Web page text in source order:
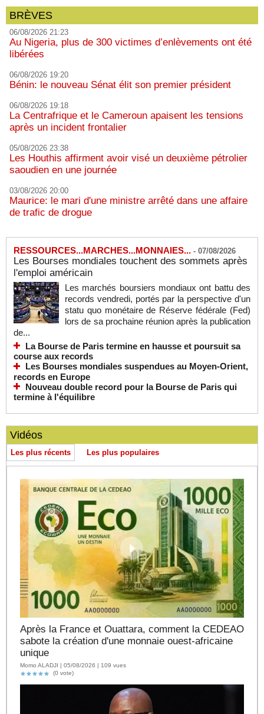
BRÈVES
06/08/2026 21:23
Au Nigeria, plus de 300 victimes d’enlèvements ont été
libérées
06/08/2026 19:20
Bénin: le nouveau Sénat élit son premier président
06/08/2026 19:18
La Centrafrique et le Cameroun apaisent les tensions
après un incident frontalier
05/08/2026 23:38
Les Houthis affirment avoir visé un deuxième pétrolier
saoudien en une journée
03/08/2026 20:00
Maurice: le mari d'une ministre arrêté dans une affaire
de trafic de drogue
RESSOURCES...MARCHES...MONNAIES... - 07/08/2026
Les Bourses mondiales touchent des sommets après
l'emploi américain
Les marchés boursiers mondiaux ont battu des
records vendredi, portés par la perspective d'un
statu quo monétaire de Réserve fédérale (Fed)
lors de sa prochaine réunion après la publication
de...
La Bourse de Paris termine en hausse et poursuit sa
course aux records
Les Bourses mondiales suspendues au Moyen-Orient,
records en Europe
Nouveau double record pour la Bourse de Paris qui
termine à l'équilibre
Vidéos
Les plus récents Les plus populaires
Après la France et Ouattara, comment la CEDEAO
sabote la création d'une monnaie ouest-africaine
unique
Momo ALADJI | 05/08/2026 | 109 vues
(0 vote)